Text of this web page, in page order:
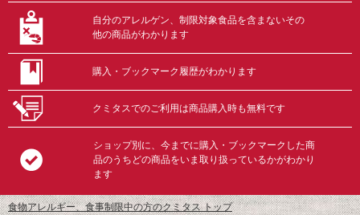
自分のアレルゲン、制限対象食品を含まないその
他の商品がわかります
購入・ブックマーク履歴がわかります
クミタスでのご利用は商品購入時も無料です
ショップ別に、今までに購入・ブックマークした商
品のうちどの商品をいま取り扱っているかがわかり
ます
食物アレルギー、食事制限中の方のクミタス トップ